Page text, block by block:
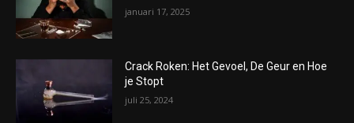
januari 17, 2025
Crack Roken: Het Gevoel, De Geur en Hoe
je Stopt
juli 25, 2024